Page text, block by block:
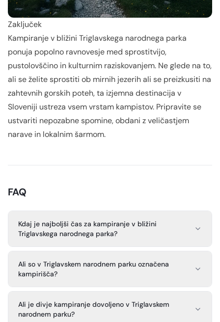
Zaključek
Kampiranje v bližini Triglavskega narodnega parka
ponuja popolno ravnovesje med sprostitvijo,
pustolovščino in kulturnim raziskovanjem. Ne glede na to,
ali se želite sprostiti ob mirnih jezerih ali se preizkusiti na
zahtevnih gorskih poteh, ta izjemna destinacija v
Sloveniji ustreza vsem vrstam kampistov. Pripravite se
ustvariti nepozabne spomine, obdani z veličastjem
narave in lokalnim šarmom.
FAQ
Kdaj je najboljši čas za kampiranje v bližini
Triglavskega narodnega parka?
Ali so v Triglavskem narodnem parku označena
kampirišča?
Ali je divje kampiranje dovoljeno v Triglavskem
narodnem parku?